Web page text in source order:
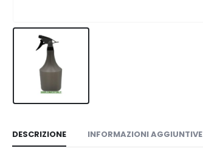
DESCRIZIONE INFORMAZIONI AGGIUNTIVE